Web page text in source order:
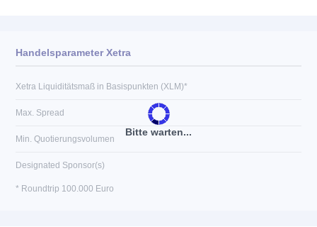
Bitte warten...
Handelsparameter Xetra
Xetra Liquiditätsmaß in Basispunkten (XLM)*
Max. Spread
Min. Quotierungsvolumen
Designated Sponsor(s)
* Roundtrip 100.000 Euro